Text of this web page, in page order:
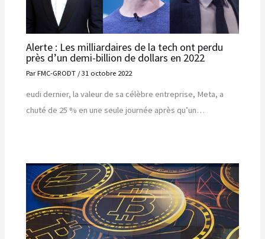
Alerte : Les milliardaires de la tech ont perdu
près d’un demi-billion de dollars en 2022
ParFMC-GRODT /31 octobre 2022
eudi dernier, la valeur de sa célèbre entreprise, Meta, a
chuté de 25 % en une seule journée après qu’un…